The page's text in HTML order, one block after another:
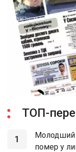
ТОП-
1
Молодший
помер у